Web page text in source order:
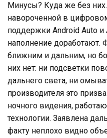
Минусы? Куда же без них.
навороченной в
поддержки Android Auto и
наполнение доработают.
ближним и дальним, но
них нет: ни подсветки
дальнего света, ни
производителя это
ночного видения,
технологии. Заявлена
факту неплохо видно